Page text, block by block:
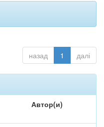
назад 1 далі
Автор(и)